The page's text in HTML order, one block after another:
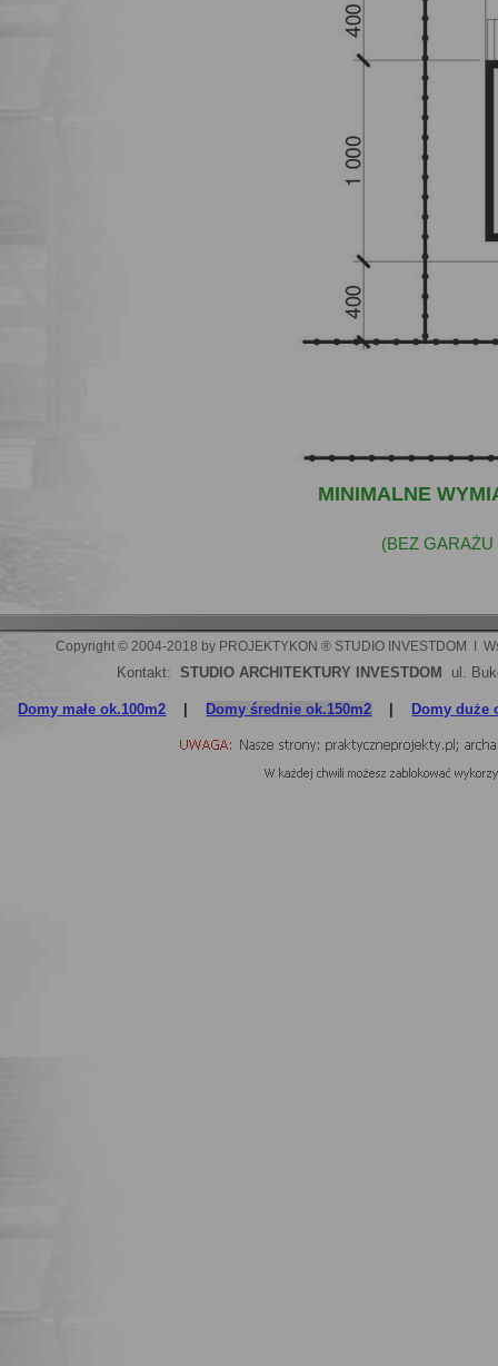
MINIMALNE
(BEZ
Copyright © 2004-2018 by PROJEKTYKON ® STUDIO INVESTDOM  I
Kontakt: STUDIO ARCHITEKTURY INVESTDOM ul.
Domy małe ok.100m2 Domy średnie ok.150m2 Domy duże